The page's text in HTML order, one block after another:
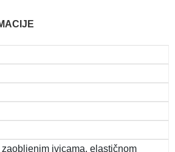
zaobljenim ivicama, elastičnom